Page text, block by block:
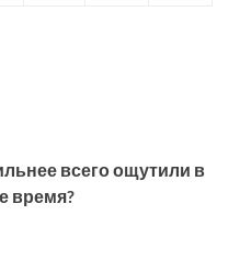
всего ощутили в
время?